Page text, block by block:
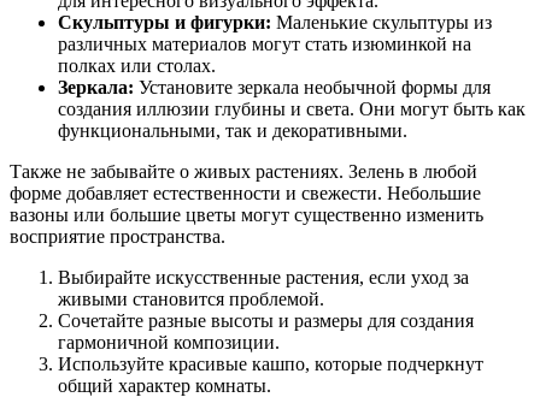
Скульптуры и фигурки: Маленькие скульптуры из
различных материалов могут стать изюминкой на
полках или столах.
Зеркала: Установите зеркала необычной формы для
создания иллюзии глубины и света. Они могут быть как
функциональными, так и декоративными.
Также не забывайте о живых растениях. Зелень в любой
форме добавляет естественности и свежести. Небольшие
вазоны или большие цветы могут существенно изменить
восприятие пространства.
Выбирайте искусственные растения, если уход за
живыми становится проблемой.
Сочетайте разные высоты и размеры для создания
гармоничной композиции.
Используйте красивые кашпо, которые подчеркнут
общий характер комнаты.